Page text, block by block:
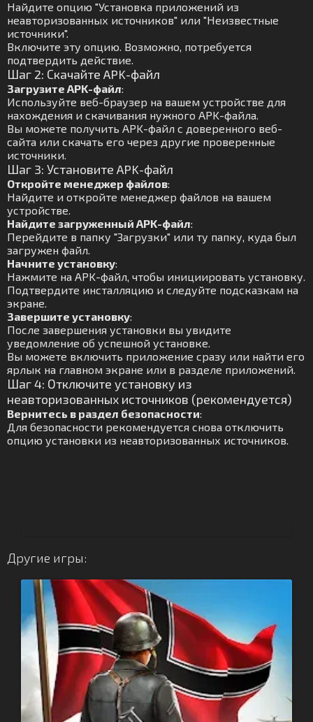
Найдите опцию "Установка приложений из
неавторизованных источников" или "Неизвестные
источники".
Включите эту опцию. Возможно, потребуется
подтвердить действие.
Шаг 2: Скачайте APK-файл
Загрузите APK-файл:
Используйте веб-браузер на вашем устройстве для
нахождения и скачивания нужного APK-файла.
Вы можете получить APK-файл с доверенного веб-
сайта или скачать его через другие проверенные
источники.
Шаг 3: Установите APK-файл
Откройте менеджер файлов:
Найдите и откройте менеджер файлов на вашем
устройстве.
Найдите загруженный APK-файл:
Перейдите в папку "Загрузки" или ту папку, куда был
загружен файл.
Начните установку:
Нажмите на APK-файл, чтобы инициировать установку.
Подтвердите инсталляцию и следуйте подсказкам на
экране.
Завершите установку:
После завершения установки вы увидите
уведомление об успешной установке.
Вы можете включить приложение сразу или найти его
ярлык на главном экране или в разделе приложений.
Шаг 4: Отключите установку из
неавторизованных источников (рекомендуется)
Вернитесь в раздел безопасности:
Для безопасности рекомендуется снова отключить
опцию установки из неавторизованных источников.
Другие игры: